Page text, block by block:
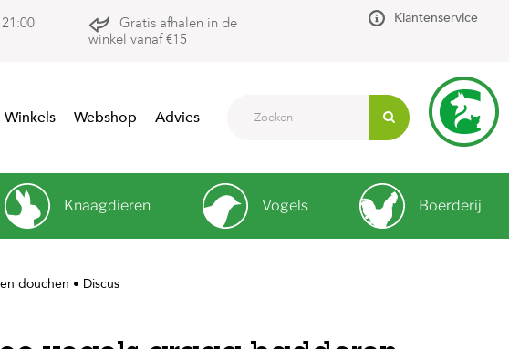
Gratis afhalen in de
winkel vanaf €15
Klantenservice
Winkels Webshop Advies
Knaagdieren Vogels Boerderij
douchen • Discus